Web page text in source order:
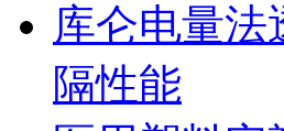
库仑电量
隔性能